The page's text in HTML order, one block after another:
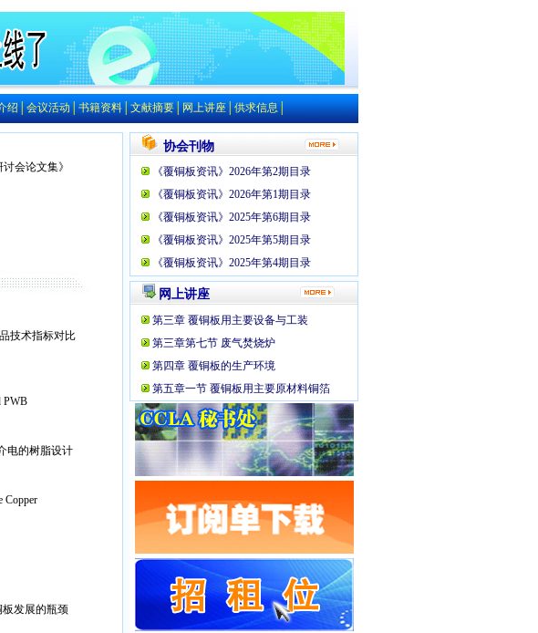
绍│会议活动│书籍资料│文献摘要│网上讲座│供求信息│
会论文集》
技术指标对比
PWB
电的树脂设计
Copper
发展的瓶颈
协会刊物
《覆铜板资讯》2026年第2期目录
《覆铜板资讯》2026年第1期目录
《覆铜板资讯》2025年第6期目录
《覆铜板资讯》2025年第5期目录
《覆铜板资讯》2025年第4期目录
网上讲座
第三章 覆铜板用主要设备与工装
第三章第七节 废气焚烧炉
第四章 覆铜板的生产环境
第五章一节 覆铜板用主要原材料铜箔